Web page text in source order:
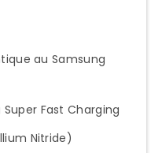
au Samsung
Fast Charging
Nitride)